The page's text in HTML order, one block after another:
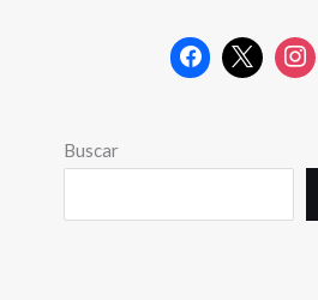
Buscar